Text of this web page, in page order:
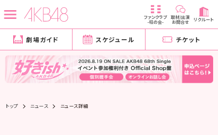
ファンクラブ
-柱の会-
取材/出演
お問合せ リクルート
劇場ガイド スケジュール チケット
トップ ニュース ニュース詳細